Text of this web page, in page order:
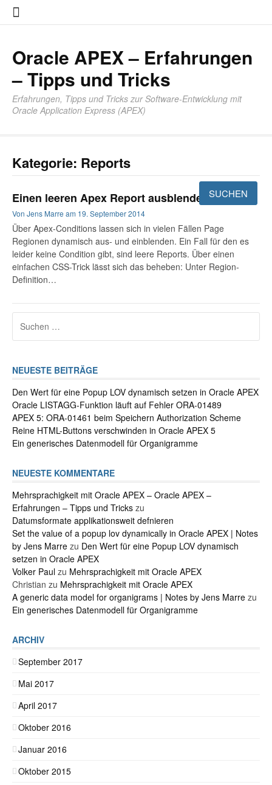
Zum
Inhalt
Oracle APEX – Erfahrungen
– Tipps und Tricks
Erfahrungen, Tipps und Tricks zur Software-Entwicklung mit
Oracle Application Express (APEX)
Kategorie: Reports
Einen leeren Apex Report ausblenden
Von Jens Marre am 19. September 2014
Über Apex-Conditions lassen sich in vielen Fällen Page
Regionen dynamisch aus- und einblenden. Ein Fall für den es
leider keine Condition gibt, sind leere Reports. Über einen
einfachen CSS-Trick lässt sich das beheben: Unter Region-
Definition…
nach:
NEUESTE BEITRÄGE
Den Wert für eine Popup LOV dynamisch setzen in Oracle APEX
Oracle LISTAGG-Funktion läuft auf Fehler ORA-01489
APEX 5: ORA-01461 beim Speichern Authorization Scheme
Reine HTML-Buttons verschwinden in Oracle APEX 5
Ein generisches Datenmodell für Organigramme
NEUESTE KOMMENTARE
Mehrsprachigkeit mit Oracle APEX – Oracle APEX –
Erfahrungen – Tipps und Tricks zu
Datumsformate applikationsweit defnieren
Set the value of a popup lov dynamically in Oracle APEX | Notes
by Jens Marre zu Den Wert für eine Popup LOV dynamisch
setzen in Oracle APEX
Volker Paul zu Mehrsprachigkeit mit Oracle APEX
Christian zu Mehrsprachigkeit mit Oracle APEX
A generic data model for organigrams | Notes by Jens Marre zu
Ein generisches Datenmodell für Organigramme
ARCHIV
September 2017
Mai 2017
April 2017
Oktober 2016
Januar 2016
Oktober 2015